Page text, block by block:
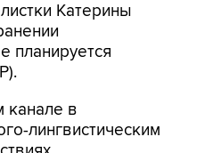
Катерины
планируется
канале в
лингвистическим